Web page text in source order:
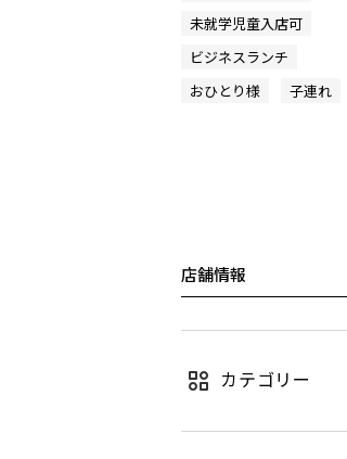
未就学児童入店可
ビジネスランチ
おひとり様
子連れ
店舗情報
カテゴリー